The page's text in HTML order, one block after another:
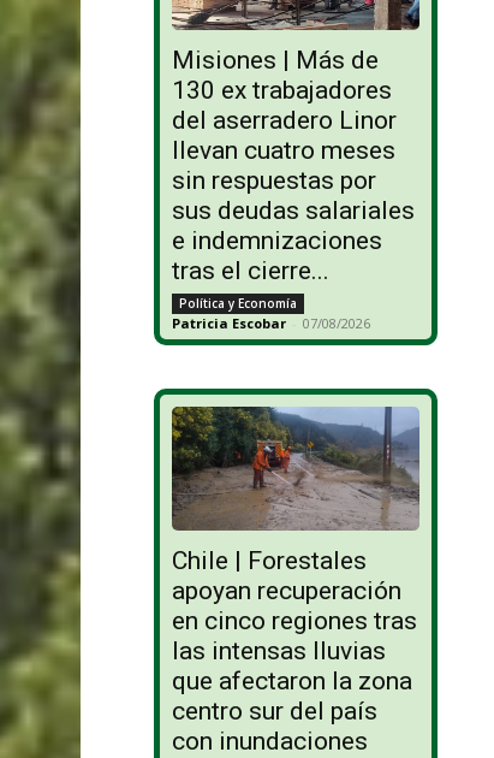
Misiones | Más de
130 ex trabajadores
del aserradero Linor
llevan cuatro meses
sin respuestas por
sus deudas salariales
e indemnizaciones
tras el cierre...
Política y Economía
Patricia Escobar - 07/08/2026
Chile | Forestales
apoyan recuperación
en cinco regiones tras
las intensas lluvias
que afectaron la zona
centro sur del país
con inundaciones